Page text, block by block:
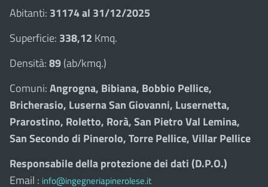
Abitanti: 31174 al 31/12/2025
Superficie: 338,12 Kmq.
Densità:89(ab/kmq.)
Comuni:Angrogna, Bibiana, Bobbio Pellice,
Bricherasio, Luserna San Giovanni, Lusernetta,
Prarostino, Roletto, Rorà, San Pietro Val Lemina,
San Secondo di Pinerolo, Torre Pellice, Villar Pellice
Responsabile della protezione dei dati (D.P.O.)
Email : info@ingegneriapinerolese.it